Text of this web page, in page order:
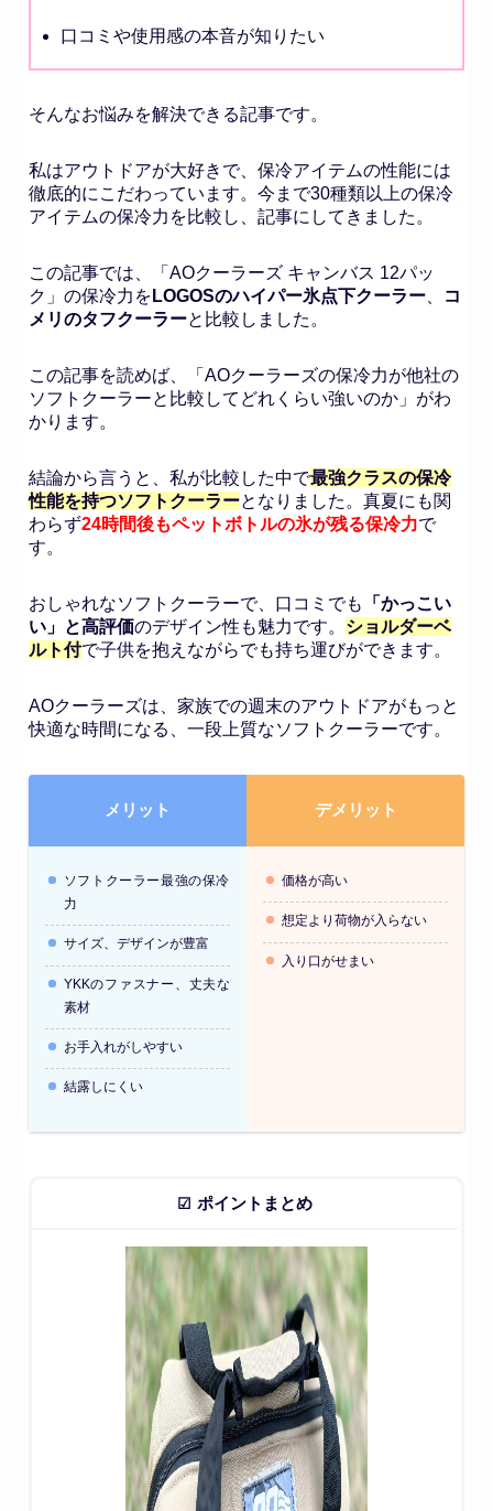
口コミや使用感の本音が知りたい
そんなお悩みを解決できる記事です。
私はアウトドアが大好きで、保冷アイテムの性能には
徹底的にこだわっています。今まで30種類以上の保冷
アイテムの保冷力を比較し、記事にしてきました。
この記事では、「AOクーラーズ キャンバス 12パッ
ク」の保冷力を LOGOSのハイパー氷点下クーラー、
コ
メリのタフクーラーと比較しました。
この記事を読めば、「AOクーラーズの保冷力が他社の
ソフトクーラーと比較してどれくらい強いのか」がわ
かります。
結論から言うと、私が比較した中で最強クラスの保冷
性能を持つソフトクーラーとなりました。真夏にも関
わらず24時間後もペットボトルの氷が残る保冷力で
す。
おしゃれなソフトクーラーで、口コミでも
「かっこい
い」と高評価のデザイン性も魅力です。 ショルダーベ
ルト付で子供を抱えながらでも持ち運びができます。
AOクーラーズは、家族での週末のアウトドアがもっと
快適な時間になる、一段上質なソフトクーラーです。
メリット
ソフトクーラー最強の保冷
力
サイズ、デザインが豊富
YKKのファスナー、丈夫な
素材
お手入れがしやすい
結露しにくい
デメリット
価格が高い
想定より荷物が入らない
入り口がせまい
ポイントまとめ